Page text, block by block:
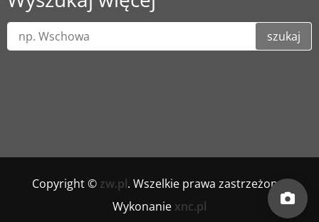
szukaj
Copyright © zw.pl. Wszelkie prawa zastrzeżone.
Wykonanie xnc.pl